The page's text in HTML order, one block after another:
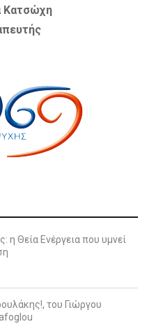
Κατσώχη
Θεία Ενέργεια που υμνεί
του Γιώργου